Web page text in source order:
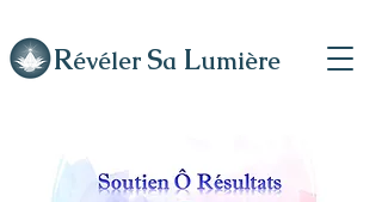
Révéler Sa Lumière